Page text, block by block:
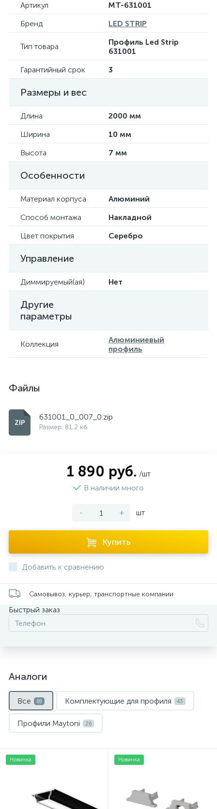
Артикул
MT-631001
Бренд
LED STRIP
Тип товара
Профиль Led Strip
631001
Гарантийный срок
3
Размеры и вес
Длина
2000 мм
Ширина
10 мм
Высота
7 мм
Особенности
Материал корпуса
Алюминий
Способ монтажа
Накладной
Цвет покрытия
Серебро
Управление
Диммируемый(ая) Нет
Другие
параметры
Коллекция
Алюминиевый
профиль
Файлы
631001_0_007_0.zip
Размер: 81,2 кб
1 890 руб. /шт
В наличии много
- + шт
Купить
Добавить к сравнению
Самовывоз, курьер, транспортные компании
Быстрый заказ
Аналоги
Все 69 Комплектующие для профиля 43
Профили Maytoni 26
Новинка Новинка